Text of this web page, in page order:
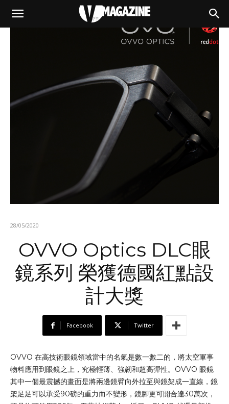
28/05/2020
OVVO Optics DLC眼
鏡系列 榮獲德國紅點設
計大獎
Facebook Twitter
OVVO 在高技術眼鏡領域當中的名氣是數一數二的，將太空軍事
物料應用到眼鏡之上，究極輕薄、強韌和超高彈性。OVVO 眼鏡
其中一個最震撼的畫面是將兩邊鏡臂向外拉至與鏡架成一直線，鏡
架足足可以承受90磅的重力而不變形，鏡腳更可開合達30萬次，